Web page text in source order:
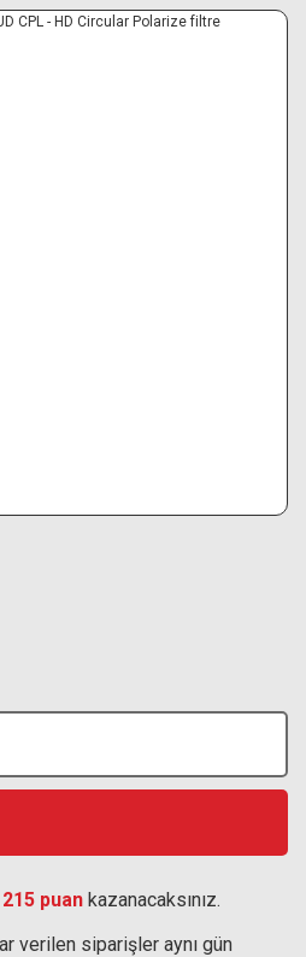
215 puan kazanacaksınız.
verilen siparişler aynı gün